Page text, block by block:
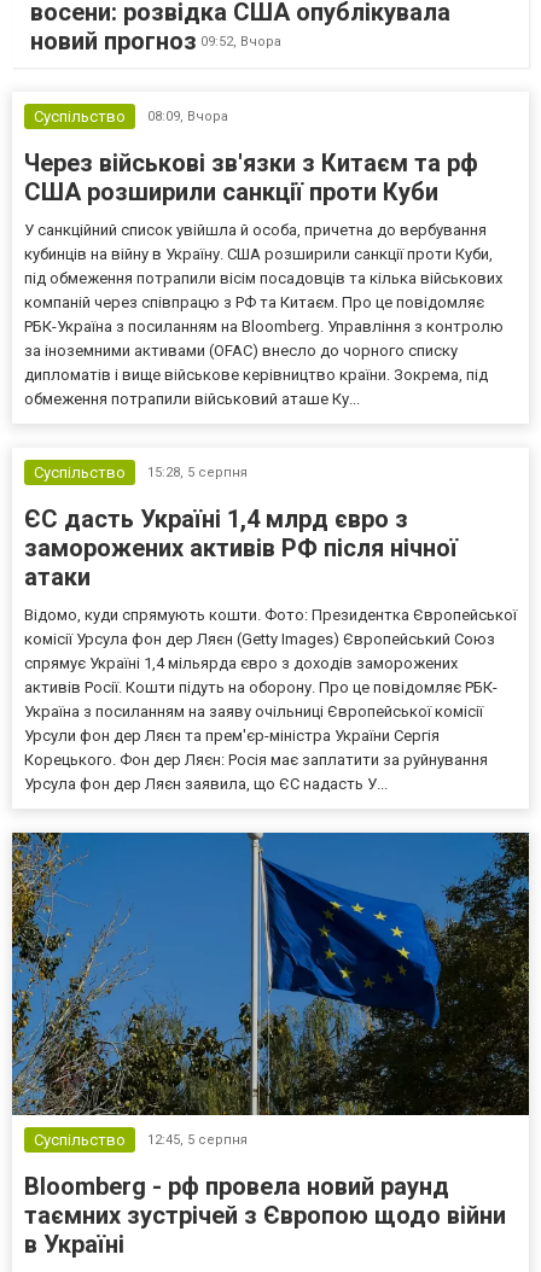
восени: розвідка США опублікувала
новий прогноз 09:52, Вчора
Суспільство 08:09, Вчора
Через військові зв'язки з Китаєм та рф
США розширили санкції проти Куби
У санкційний список увійшла й особа, причетна до вербування
кубинців на війну в Україну. США розширили санкції проти Куби,
під обмеження потрапили вісім посадовців та кілька військових
компаній через співпрацю з РФ та Китаєм. Про це повідомляє
РБК-Україна з посиланням на Bloomberg. Управління з контролю
за іноземними активами (OFAC) внесло до чорного списку
дипломатів і вище військове керівництво країни. Зокрема, під
обмеження потрапили військовий аташе Ку...
Суспільство 15:28, 5 серпня
ЄС дасть Україні 1,4 млрд євро з
заморожених активів РФ після нічної
атаки
Відомо, куди спрямують кошти. Фото: Президентка Європейської
комісії Урсула фон дер Ляєн (Getty Images) Європейський Союз
спрямує Україні 1,4 мільярда євро з доходів заморожених
активів Росії. Кошти підуть на оборону. Про це повідомляє РБК-
Україна з посиланням на заяву очільниці Європейської комісії
Урсули фон дер Ляєн та прем'єр-міністра України Сергія
Корецького. Фон дер Ляєн: Росія має заплатити за руйнування
Урсула фон дер Ляєн заявила, що ЄС надасть У...
Суспільство 12:45, 5 серпня
Bloomberg - рф провела новий раунд
таємних зустрічей з Європою щодо війни
в Україні